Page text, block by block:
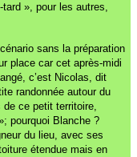
», pour les autres,
sans la préparation
place car cet après-midi
c’est Nicolas, dit
randonnée autour du
ce petit territoire,
pourquoi Blanche ?
du lieu, avec ses
étendue mais en